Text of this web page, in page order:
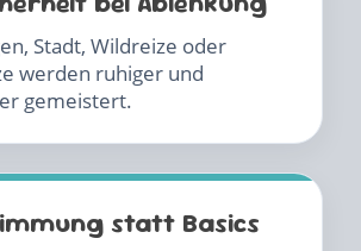
Stadt, Wildreize oder
werden ruhiger und
gemeistert.
statt Basics